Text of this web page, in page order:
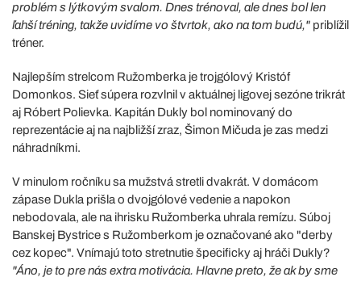
problém s lýtkovým svalom. Dnes trénoval, ale dnes bol len
ľahší tréning, takže uvidíme vo štvrtok, ako na tom budú," priblížil
tréner.
Najlepším strelcom Ružomberka je trojgólový Kristóf
Domonkos. Sieť súpera rozvlnil v aktuálnej ligovej sezóne trikrát
aj Róbert Polievka. Kapitán Dukly bol nominovaný do
reprezentácie aj na najbližší zraz, Šimon Mičuda je zas medzi
náhradníkmi.
V minulom ročníku sa mužstvá stretli dvakrát. V domácom
zápase Dukla prišla o dvojgólové vedenie a napokon
nebodovala, ale na ihrisku Ružomberka uhrala remízu. Súboj
Banskej Bystrice s Ružomberkom je označované ako "derby
cez kopec". Vnímajú toto stretnutie špecificky aj hráči Dukly?
"Áno, je to pre nás extra motivácia. Hlavne preto, že ak by sme